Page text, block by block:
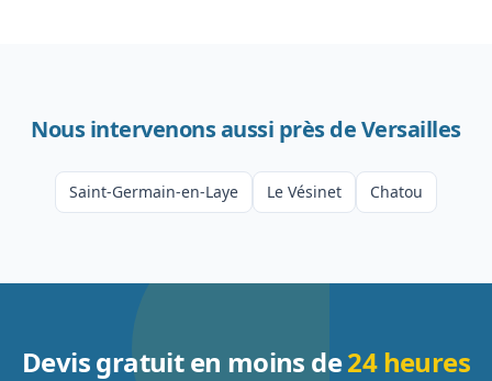
Nous intervenons aussi près deVersailles
Saint-Germain-en-Laye Le Vésinet Chatou
Devis gratuit en moins de24 heures